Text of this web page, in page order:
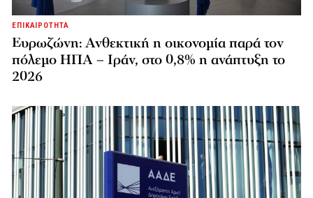
ΕΠΙΚΑΙΡΟΤΗΤΑ
Ευρωζώνη: Ανθεκτική η οικονομία παρά τον
πόλεμο ΗΠΑ – Ιράν, στο 0,8% η ανάπτυξη το
2026